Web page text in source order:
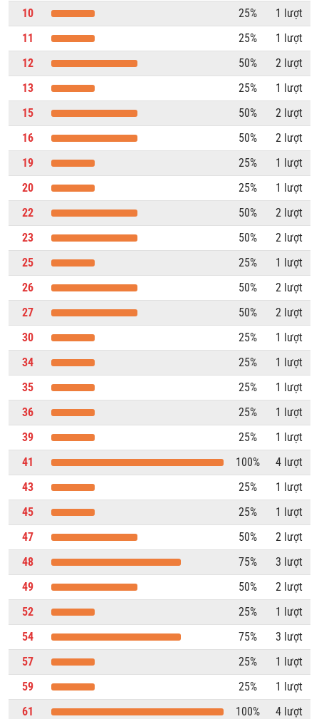
10 25%
1 lượt
11
25%
1 lượt
12
50%
2 lượt
13
25%
1 lượt
15
50%
2 lượt
16
50%
2 lượt
19
25%
1 lượt
20
25%
1 lượt
22
50%
2 lượt
23
50%
2 lượt
25
25%
1 lượt
26
50%
2 lượt
27
50%
2 lượt
30
25%
1 lượt
34
25%
1 lượt
35
25%
1 lượt
36
25%
1 lượt
39
25%
1 lượt
41
100%
4 lượt
43
25%
1 lượt
45
25%
1 lượt
47
50%
2 lượt
48
75%
3 lượt
49
50%
2 lượt
52
25%
1 lượt
54
75%
3 lượt
57
25%
1 lượt
59
25%
1 lượt
61
100%
4 lượt